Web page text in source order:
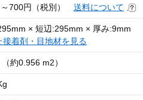
700円（税別） 送料について
× 短辺:295mm × 厚み:9mm
接着剤・目地材を見る
（約0.956 m2）